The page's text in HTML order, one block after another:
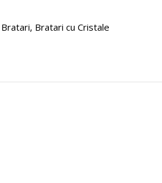
Bratari, Bratari cu Cristale